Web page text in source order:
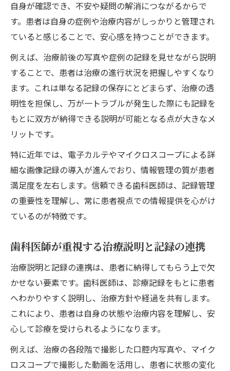
自身が確認でき、不安や疑問の解消につながるからで
す。患者は自身の症例や治療内容がしっかりと管理され
ていると感じることで、安心感を持つことができます。
例えば、治療前後の写真や症例の記録を見せながら説明
することで、患者は治療の進行状況を把握しやすくなり
ます。これは単なる記録の保存にとどまらず、治療の透
明性を担保し、万が一トラブルが発生した際にも記録を
もとに双方が納得できる説明が可能となる点が大きなメ
リットです。
特に近年では、電子カルテやマイクロスコープによる詳
細な画像記録の導入が進んでおり、情報管理の質が患者
満足度を左右します。信頼できる歯科医師は、記録管理
の重要性を理解し、常に患者視点での情報提供を心がけ
ているのが特徴です。
歯科医師が重視する治療説明と記録の連携
治療説明と記録の連携は、患者に納得してもらう上で欠
かせない要素です。歯科医師は、診療記録をもとに患者
へわかりやすく説明し、治療方針や経過を共有します。
これにより、患者は自身の状態や治療内容を理解し、安
心して診療を受けられるようになります。
例えば、治療の各段階で撮影した口腔内写真や、マイク
ロスコープで撮影した動画を活用し、患者に状態の変化